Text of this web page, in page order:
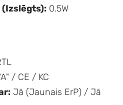
0.5W
/ CE / KC
Jā (Jaunais ErP) / Jā